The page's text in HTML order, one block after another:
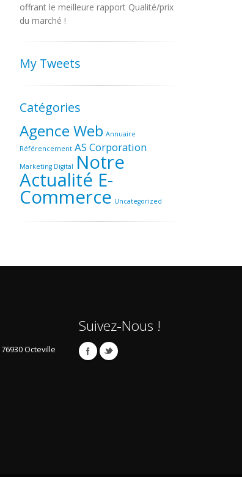
offrant le meilleure rapport Qualité/prix
du marché !
My Tweets
Catégories
Agence Web Annuaire
Référencement AS Corporation
Marketing Digital Notre
Actualité E-
Commerce Uncategorized
76930 Octeville
Suivez-Nous !